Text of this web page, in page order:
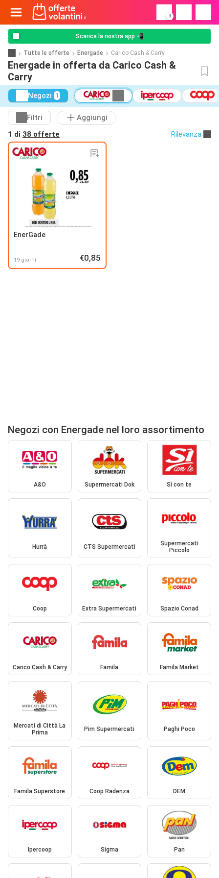
!
Scarica la nostra app 📲
Tutte le offerte Energade Carico Cash & Carry
Energade in offerta da Carico Cash &
Carry
Negozi 1
Filtri
Aggiungi
1 di 38 offerte Rilevanza
EnerGade
19 giorni €0,85
Negozi con Energade nel loro assortimento
A&O Supermercati Dok Sì con te
Hurrà CTS Supermercati
Supermercati
Piccolo
Coop Extra Supermercati Spazio Conad
Carico Cash & Carry Famila Famila Market
Mercati di Città La
Prima
Pim Supermercati Paghi Poco
Famila Superstore Coop Radenza DEM
Ipercoop Sigma Pan